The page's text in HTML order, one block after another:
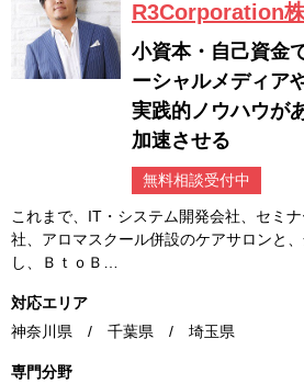
R3Corporation
小資本・自己資金
ーシャルメディア
実践的ノウハウが
加速させる
無料相談受付中
これまで、IT・システム開発会社、セミ
社、アロマスクール併設のケアサロンと
し、ＢｔｏＢ…
対応エリア
神奈川県 / 千葉県 / 埼玉県
専門分野